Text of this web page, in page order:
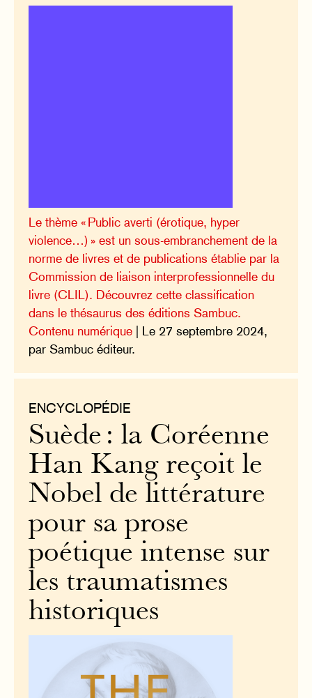
Le thème « Public averti (érotique, hyper
violence…) » est un sous-embranchement de la
norme de livres et de publications établie par la
Commission de liaison interprofessionnelle du
livre (CLIL). Découvrez cette classification
dans le thésaurus des éditions Sambuc.
Contenu numérique | Le 27 septembre 2024,
par Sambuc éditeur.
ENCYCLOPÉDIE
Suède : la Coréenne
Han Kang reçoit le
Nobel de littérature
pour sa prose
poétique intense sur
les traumatismes
historiques